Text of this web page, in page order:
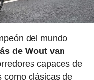
del mundo
de Wout van
capaces de
como clásicas de